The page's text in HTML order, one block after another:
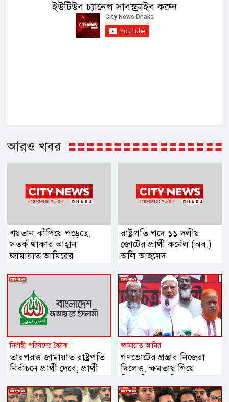
ইউটিউব চ্যানেল সাবস্ক্রাইব করুন
আরও খবর
শয়তান ঝাঁপিয়ে পড়েছে,
সতর্ক থাকার আহ্বান
জামায়াত আমিরের
রাষ্ট্রপতি পদে ১১ দলীয়
জোটের প্রার্থী কর্নেল (অব.)
অলি আহমেদ
নির্বাহী পরিষদের বৈঠক
তারপরও জামায়াত রাষ্ট্রপতি
নির্বাচনে প্রার্থী দেবে, প্রার্থী
জামায়াত আমির
গণভোটের প্রস্তাব নিজেরা
দিলেও, ক্ষমতায় গিয়ে
গিয়েছে